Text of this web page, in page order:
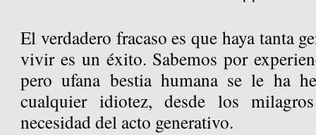
El verdadero fracaso es que haya tanta
vivir es un éxito. Sabemos por
pero ufana bestia humana se le ha
cualquier idiotez, desde los
necesidad del acto generativo.